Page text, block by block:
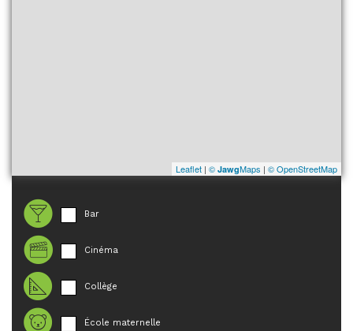
Leaflet | © JawgMaps | © OpenStreetMap
Bar
Cinéma
Collège
École maternelle